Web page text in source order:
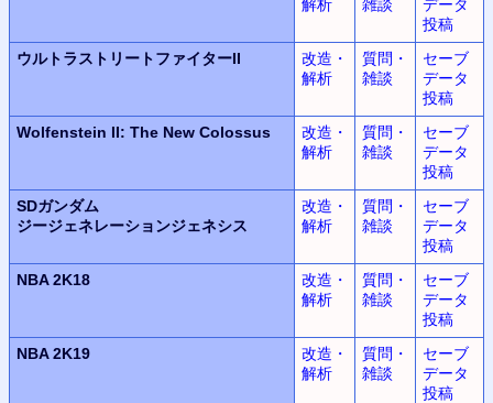
解析
雑談
データ
投稿
ウルトラ ストリートファイターII
改造・
解析
質問・
雑談
セーブ
データ
投稿
Wolfenstein II: The New Colossus
改造・
解析
質問・
雑談
セーブ
データ
投稿
SDガンダム
ジージェネレーションジェネシス
改造・
解析
質問・
雑談
セーブ
データ
投稿
NBA 2K18
改造・
解析
質問・
雑談
セーブ
データ
投稿
NBA 2K19
改造・
解析
質問・
雑談
セーブ
データ
投稿